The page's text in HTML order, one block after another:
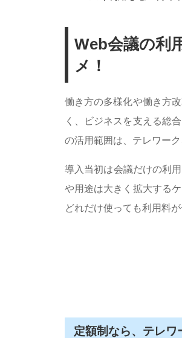
Web会議の利
メ！
働き方の多様化や働き方
く、ビジネスを支える総
の活用範囲は、テレワー
導入当初は会議だけの利
や用途は大きく拡大する
どれだけ使っても利用料
定額制なら、テレ